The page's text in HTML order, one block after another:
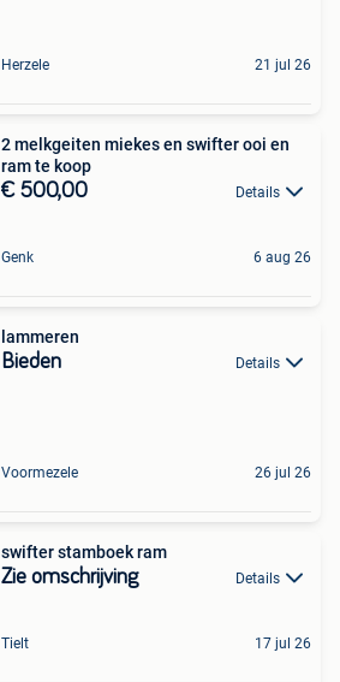
Herzele 21 jul 26
2 melkgeiten miekes en swifter ooi en
ram te koop
€ 500,00 Details
Genk 6 aug 26
lammeren
Bieden Details
Voormezele 26 jul 26
swifter stamboek ram
Zie omschrijving Details
Tielt 17 jul 26